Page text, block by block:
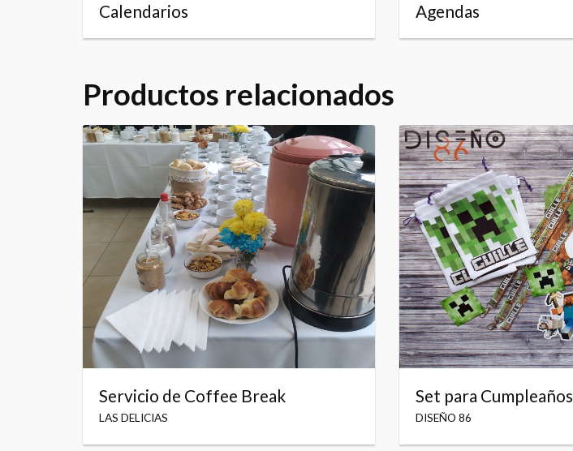
Calendarios Agendas
Productos relacionados
Servicio de Coffee Break
LAS DELICIAS
Set para Cumpleaños
DISEÑO 86